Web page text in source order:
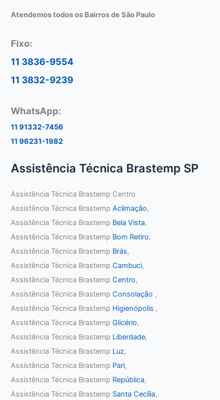
Atendemos todos os Bairros de São Paulo
Fixo:
11 3836-9554
11 3832-9239
WhatsApp:
11 91332-7456
11 96231-1982
Assistência Técnica Brastemp SP
Assistência Técnica Brastemp Centro
Assistência Técnica BrastempAclimação,
Assistência Técnica Brastemp Bela Vista,
Assistência Técnica Brastemp Bom Retiro,
Assistência Técnica Brastemp Brás,
Assistência Técnica BrastempCambuci,
Assistência Técnica BrastempCentro,
Assistência Técnica BrastempConsolação ,
Assistência Técnica Brastemp Higienópolis ,
Assistência Técnica BrastempGlicério,
Assistência Técnica Brastemp Liberdade,
Assistência Técnica Brastemp Luz,
Assistência Técnica Brastemp Pari,
Assistência Técnica Brastemp República,
Assistência Técnica Brastemp Santa Cecília,